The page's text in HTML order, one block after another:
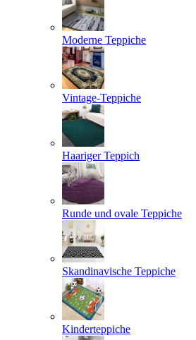
Moderne Teppiche
Vintage-Teppiche
Haariger Teppich
Runde und ovale Teppiche
Skandinavische Teppiche
Kinderteppiche